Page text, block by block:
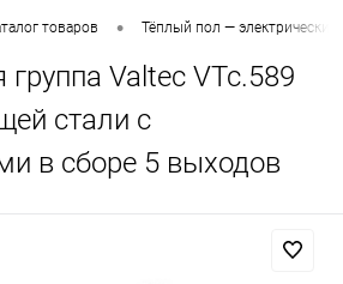
товаров • Тёплый пол —
группа Valtec VTc.589
стали с
в сборе 5 выходов